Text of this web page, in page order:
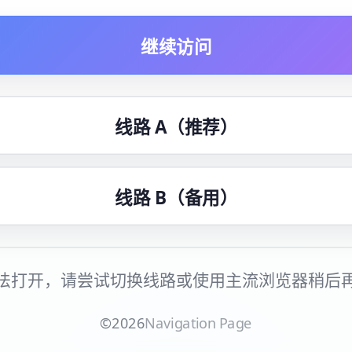
继续访问
线路 A（推荐）
线路 B（备用）
打开，请尝试切换线路或使用主流浏览器稍后
©2026Navigation Page